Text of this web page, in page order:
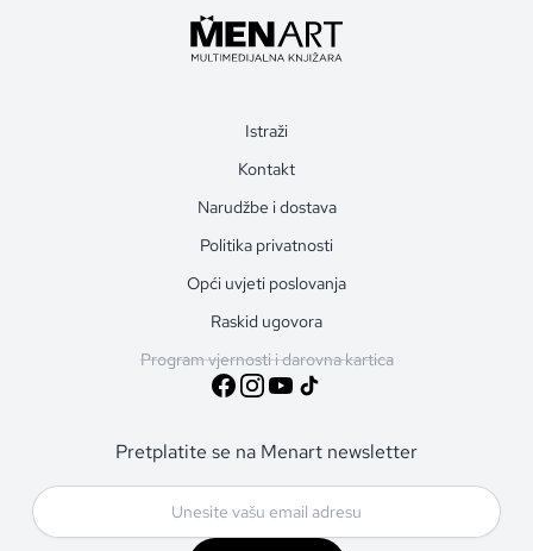
Istraži
Kontakt
Narudžbe i dostava
Politika privatnosti
Opći uvjeti poslovanja
Raskid ugovora
Program vjernosti i darovna kartica
Pretplatite se na Menart newsletter